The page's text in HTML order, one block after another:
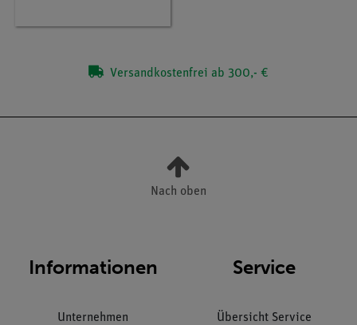
Versandkostenfrei ab 300,- €
Nach oben
Informationen
Unternehmen
Service
Übersicht Service